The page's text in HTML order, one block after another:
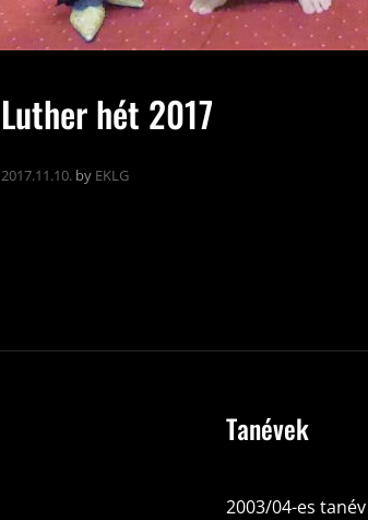
Luther hét 2017
2017.11.10. by EKLG
Tanévek
2003/04-es tanév